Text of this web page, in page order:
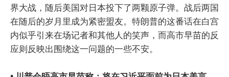
界大战，随后美国对日本投下了两颗原子弹。战后两国
在随后的岁月里成为紧密盟友。特朗普的这番话在白宫
内似乎引来在场记者和其他人的笑声，而高市早苗的反
应则反映出围绕这一问题的一些不安。